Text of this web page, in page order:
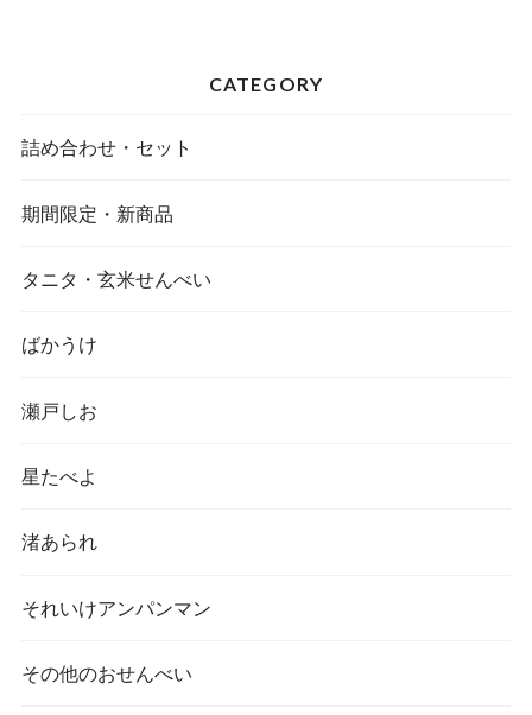
CATEGORY
詰め合わせ・セット
期間限定・新商品
タニタ・玄米せんべい
ばかうけ
瀬戸しお
星たべよ
渚あられ
それいけアンパンマン
その他のおせんべい